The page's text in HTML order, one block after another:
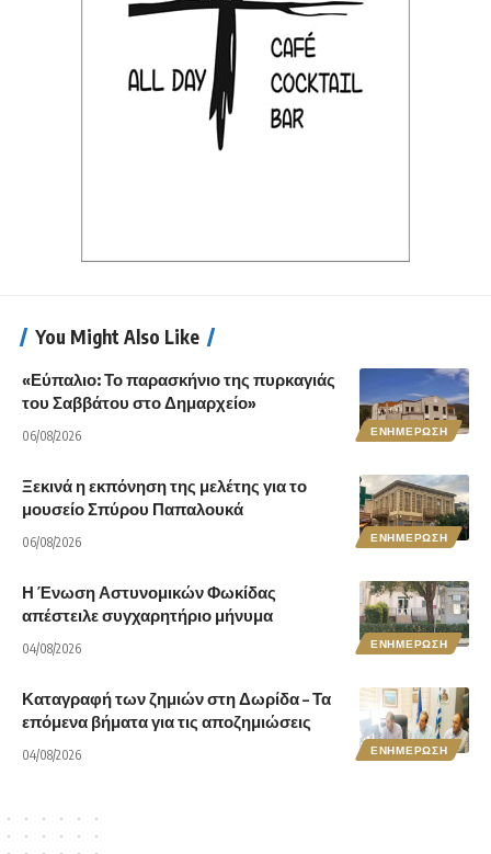
You Might Also Like
ΕΝΗΜΕΡΩΣΗ
«Εύπαλιο: Το παρασκήνιο της πυρκαγιάς
του Σαββάτου στο Δημαρχείο»
06/08/2026
ΕΝΗΜΕΡΩΣΗ
Ξεκινά η εκπόνηση της μελέτης για το
μουσείο Σπύρου Παπαλουκά
06/08/2026
ΕΝΗΜΕΡΩΣΗ
Η Ένωση Αστυνομικών Φωκίδας
απέστειλε συγχαρητήριο μήνυμα
04/08/2026
ΕΝΗΜΕΡΩΣΗ
Καταγραφή των ζημιών στη Δωρίδα – Τα
επόμενα βήματα για τις αποζημιώσεις
04/08/2026